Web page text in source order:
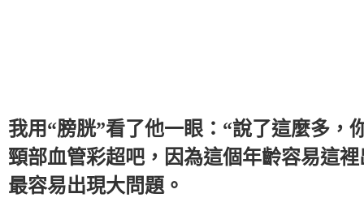
我用“膀胱”看了他一眼：“說了這麼多，
頸部血管彩超吧，因為這個年齡容易這
最容易出現大問題。